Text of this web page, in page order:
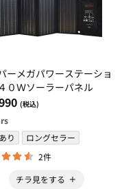
ーメガパワーステーショ
０Ｗソーラーパネル
(税込)
り
ロングセラー
2件
チラ見をする